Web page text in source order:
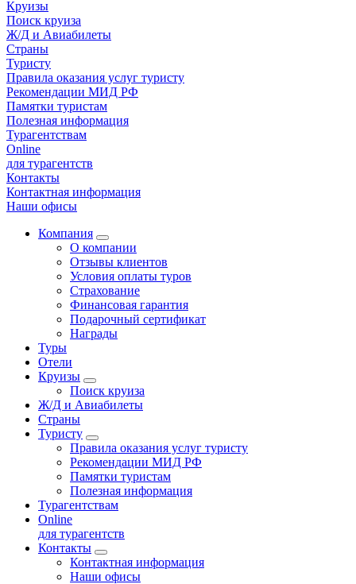
Круизы
Поиск круиза
Ж/Д и Авиабилеты
Страны
Туристу
Правила оказания услуг туристу
Рекомендации МИД РФ
Памятки туристам
Полезная информация
Турагентствам
Online
для турагентств
Контакты
Контактная информация
Наши офисы
Компания
О компании
Отзывы клиентов
Условия оплаты туров
Страхование
Финансовая гарантия
Подарочный сертификат
Награды
Туры
Отели
Круизы
Поиск круиза
Ж/Д и Авиабилеты
Страны
Туристу
Правила оказания услуг туристу
Рекомендации МИД РФ
Памятки туристам
Полезная информация
Турагентствам
Online
для турагентств
Контакты
Контактная информация
Наши офисы